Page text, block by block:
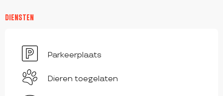
DIENSTEN
Parkeerplaats
Dieren toegelaten